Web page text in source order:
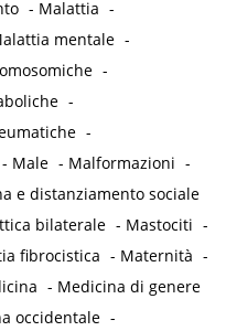
- Malattia -
mentale -
-
-
-
- Male - Malformazioni -
e distanziamento sociale
bilaterale - Mastociti -
fibrocistica - Maternità -
- Medicina di genere
occidentale -